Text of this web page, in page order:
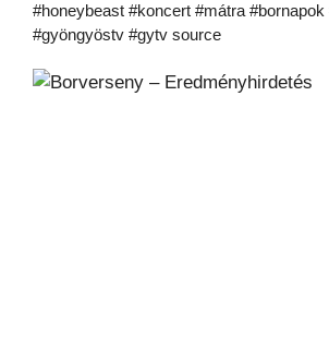
#honeybeast #koncert #mátra
#gyöngyöstv #gytv source